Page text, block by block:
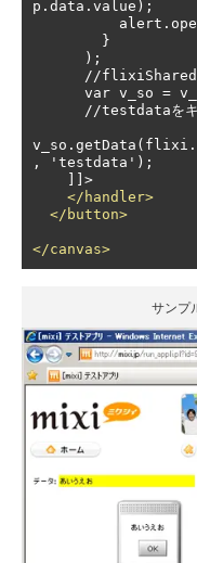
p.data.value);
, 'testdata');
</handler>
</button>
</canvas>
サンプ